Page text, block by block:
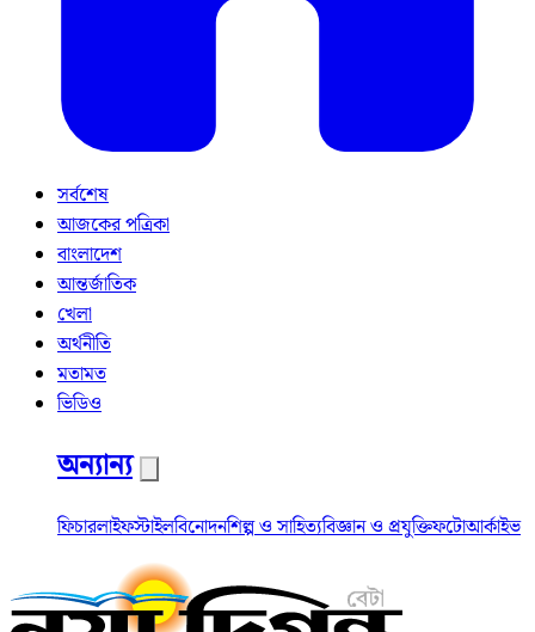
সর্বশেষ
আজকের পত্রিকা
বাংলাদেশ
আন্তর্জাতিক
খেলা
অর্থনীতি
মতামত
ভিডিও
অন্যান্য
ফিচারলাইফস্টাইলবিনোদনশিল্প ও সাহিত্যবিজ্ঞান ও প্রযুক্তিফটোআর্কাইভ